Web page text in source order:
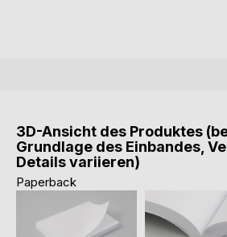
3D-Ansicht des Produktes
Grundlage des Einbandes,
Details variieren)
Paperback